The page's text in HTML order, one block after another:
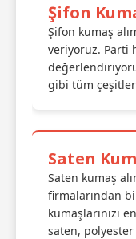
Şifon
Şifon kumaş
veriyoruz. Parti
gibi tüm
Saten
Saten kumaş
firmalarından
kumaşlarınızı
saten,